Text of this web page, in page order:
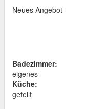
Neues Angebot
Badezimmer:
eigenes
Küche:
geteilt